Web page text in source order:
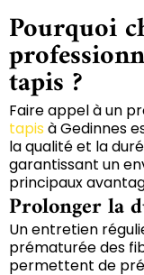
Pourquoi
tapis ?
Faire appel à un
tapis à Gedinnes
la qualité et la
garantissant un
principaux
Prolonger la
Un entretien
prématurée des
permettent de